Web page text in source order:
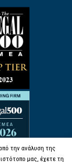
την ανάλυση της
μας, έχετε τη